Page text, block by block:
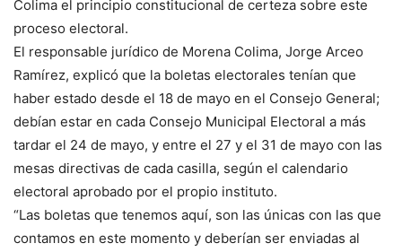
Colima el principio constitucional de certeza sobre este
proceso electoral.
El responsable jurídico de Morena Colima, Jorge Arceo
Ramírez, explicó que la boletas electorales tenían que
haber estado desde el 18 de mayo en el Consejo General;
debían estar en cada Consejo Municipal Electoral a más
tardar el 24 de mayo, y entre el 27 y el 31 de mayo con las
mesas directivas de cada casilla, según el calendario
electoral aprobado por el propio instituto.
“Las boletas que tenemos aquí, son las únicas con las que
contamos en este momento y deberían ser enviadas al